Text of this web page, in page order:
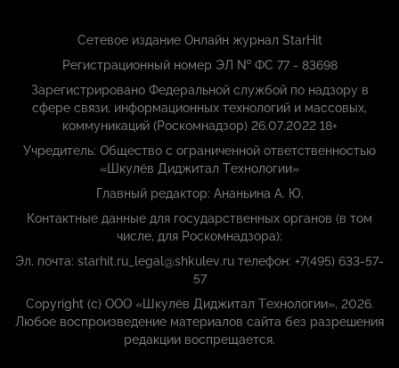
Сетевое издание Онлайн журнал StarHit
Регистрационный номер ЭЛ № ФС 77 - 83698
Зарегистрировано Федеральной службой по надзору в
сфере связи, информационных технологий и массовых,
коммуникаций (Роскомнадзор) 26.07.2022 18+
Учредитель: Общество с ограниченной ответственностью
«Шкулёв Диджитал Технологии»
Главный редактор: Ананьина А. Ю.
Контактные данные для государственных органов (в том
числе, для Роскомнадзора):
Эл. почта: starhit.ru_legal@shkulev.ru телефон: +7(495) 633-57-
57
Copyright (с) ООО «Шкулёв Диджитал Технологии», 2026.
Любое воспроизведение материалов сайта без разрешения
редакции воспрещается.